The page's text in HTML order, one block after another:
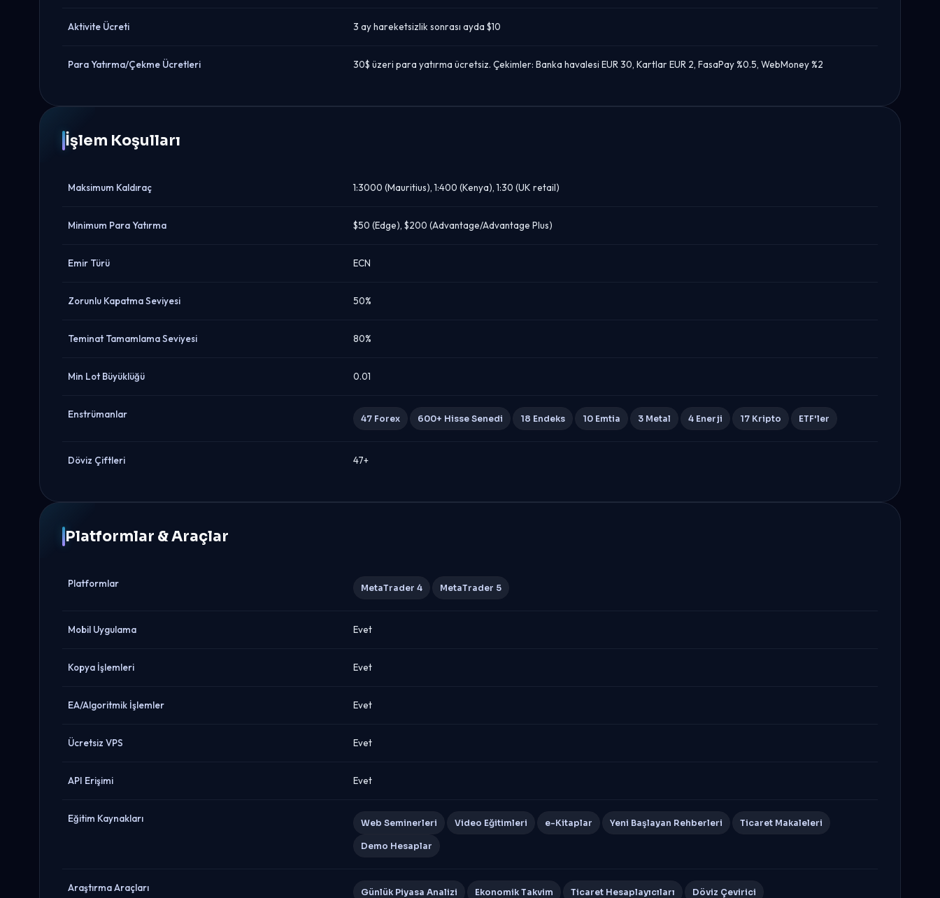
Aktivite Ücreti 3 ay hareketsizlik sonrası ayda $10
Para Yatırma/Çekme Ücretleri 30$ üzeri para yatırma ücretsiz. Çekimler: Banka havalesi EUR 30, Kartlar EUR 2, FasaPay %0.5, WebMoney %2
İşlem Koşulları
Maksimum Kaldıraç 1:3000 (Mauritius), 1:400 (Kenya), 1:30 (UK retail)
Minimum Para Yatırma $50 (Edge), $200 (Advantage/Advantage Plus)
Emir Türü ECN
Zorunlu Kapatma Seviyesi 50%
Teminat Tamamlama Seviyesi 80%
Min Lot Büyüklüğü 0.01
Enstrümanlar 47 Forex 600+ Hisse Senedi 18 Endeks 10 Emtia 3 Metal 4 Enerji 17 Kripto ETF'ler
Döviz Çiftleri 47+
Platformlar & Araçlar
Platformlar MetaTrader 4 MetaTrader 5
Mobil Uygulama Evet
Kopya İşlemleri Evet
EA/Algoritmik İşlemler Evet
Ücretsiz VPS Evet
API Erişimi Evet
Eğitim Kaynakları Web Seminerleri Video Eğitimleri e-Kitaplar Yeni Başlayan Rehberleri Ticaret Makaleleri
Demo Hesaplar
Araştırma Araçları Günlük Piyasa Analizi Ekonomik Takvim Ticaret Hesaplayıcıları Döviz Çevirici